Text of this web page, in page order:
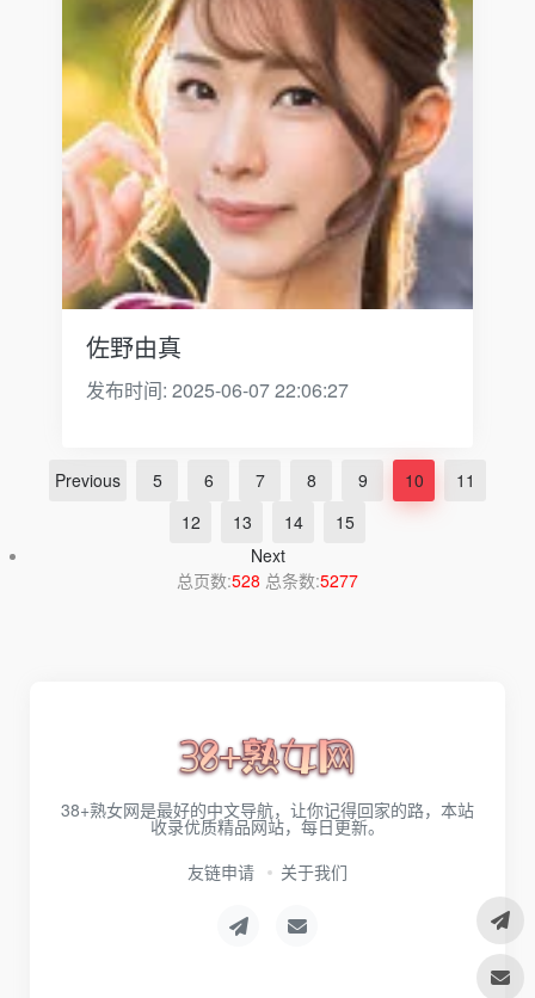
佐野由真
发布时间: 2025-06-07 22:06:27
Previous 5 6 7 8 9 10
11
12
13 14
15
Next
总页数:528 总条数:5277
38+熟女网是最好的中文导航，让你记得回家的路，本站
收录优质精品网站，每日更新。
友链申请
关于我们